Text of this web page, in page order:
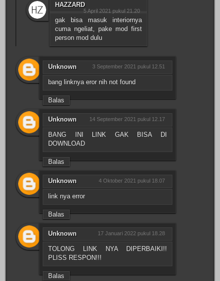
HAZZARD
5 April 2021 pukul 21.20
gak bisa masuk interiornya
cuma ngeliat, pake mod first
person mod dulu
Unknown 3 September 2021 pukul 12.51
bang linknya eror nih not found
Balas
Unknown 14 September 2021 pukul 12.17
BANG INI LINK GAK BISA DI
DOWNLOAD
Balas
Unknown 4 Oktober 2021 pukul 18.07
link nya error
Balas
Unknown 17 Januari 2022 pukul 18.28
TOLONG LINK NYA DIPERBAIKI!!
PLISS RESPON!!!
Balas